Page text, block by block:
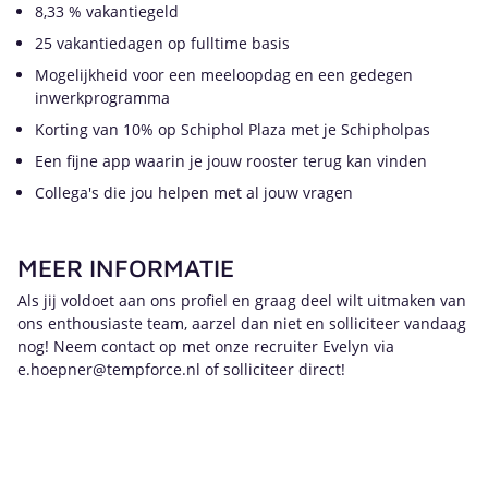
8,33 % vakantiegeld
25 vakantiedagen op fulltime basis
Mogelijkheid voor een meeloopdag en een gedegen
inwerkprogramma
Korting van 10% op Schiphol Plaza met je Schipholpas
Een fijne app waarin je jouw rooster terug kan vinden
Collega's die jou helpen met al jouw vragen
MEER INFORMATIE
Als jij voldoet aan ons profiel en graag deel wilt uitmaken van
ons enthousiaste team, aarzel dan niet en solliciteer vandaag
nog! Neem contact op met onze recruiter Evelyn via
e.hoepner@tempforce.nl of solliciteer direct!